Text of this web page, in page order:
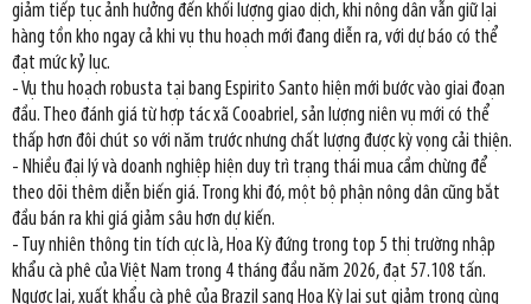
giảm tiếp tục ảnh hưởng đến khối lượng giao dịch, khi nông dân vẫn giữ lại
hàng tồn kho ngay cả khi vụ thu hoạch mới đang diễn ra, với dự báo có thể
đạt mức kỷ lục.
- Vụ thu hoạch robusta tại bang Espirito Santo hiện mới bước vào giai đoạn
đầu. Theo đánh giá từ hợp tác xã Cooabriel, sản lượng niên vụ mới có thể
thấp hơn đôi chút so với năm trước nhưng chất lượng được kỳ vọng cải thiện.
- Nhiều đại lý và doanh nghiệp hiện duy trì trạng thái mua cầm chừng để
theo dõi thêm diễn biến giá. Trong khi đó, một bộ phận nông dân cũng bắt
đầu bán ra khi giá giảm sâu hơn dự kiến.
- Tuy nhiên thông tin tích cực là, Hoa Kỳ đứng trong top 5 thị trường nhập
khẩu cà phê của Việt Nam trong 4 tháng đầu năm 2026, đạt 57.108 tấn.
Ngược lại, xuất khẩu cà phê của Brazil sang Hoa Kỳ lại sụt giảm trong cùng